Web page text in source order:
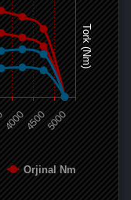
Tork (Nm)
Orjinal Nm
400045005000